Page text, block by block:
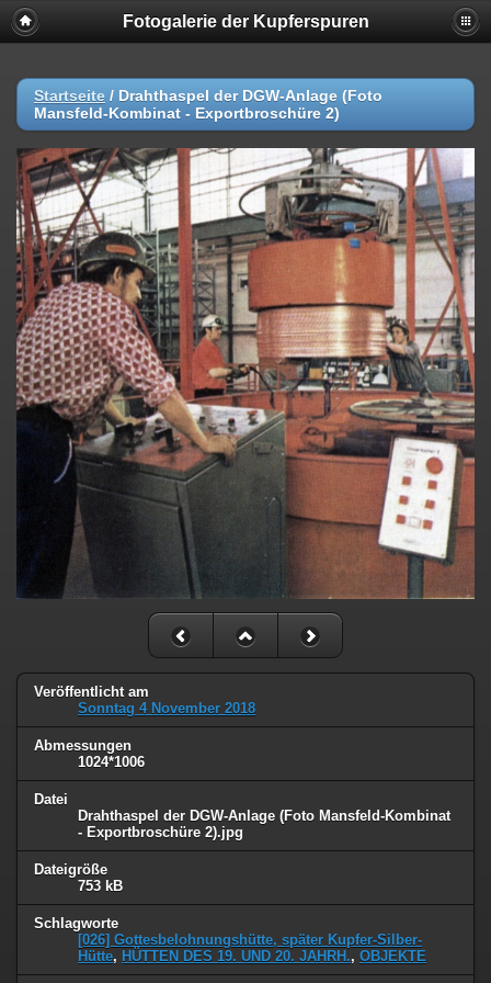
Fotogalerie der Kupferspuren
Startseite / Drahthaspel der DGW-Anlage (Foto
Mansfeld-Kombinat - Exportbroschüre 2)
Veröffentlicht am
Sonntag 4 November 2018
Abmessungen
1024*1006
Datei
Drahthaspel der DGW-Anlage (Foto Mansfeld-Kombinat
- Exportbroschüre 2).jpg
Dateigröße
753 kB
Schlagworte
[026] Gottesbelohnungshütte, später Kupfer-Silber-
Hütte, HÜTTEN DES 19. UND 20. JAHRH., OBJEKTE